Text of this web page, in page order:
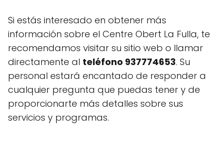
Si estás interesado en obtener más
información sobre el Centre Obert La Fulla, te
recomendamos visitar su sitio web o llamar
directamente al teléfono 937774653. Su
personal estará encantado de responder a
cualquier pregunta que puedas tener y de
proporcionarte más detalles sobre sus
servicios y programas.